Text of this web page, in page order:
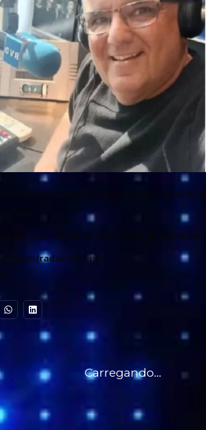
programa ESPORTES LIVE com Vitor Duarte
Tube
- Sub secretário de esportes da cidade de
radiorvd e pelo
Carregando...